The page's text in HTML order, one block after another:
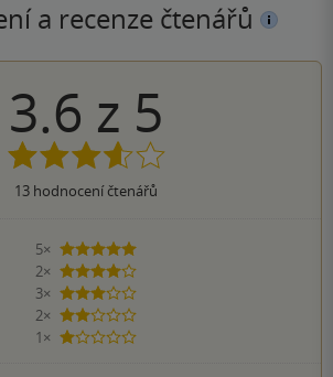
a recenze čtenářů
3.6 z 5
13 hodnocení čtenářů
5×
5 hvězdiček
2×
4 hvězdičky
3×
3 hvězdičky
2×
2 hvězdičky
1×
1 hvezdička